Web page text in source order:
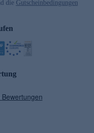
die Gutscheinbedingungen